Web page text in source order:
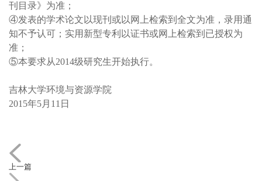
刊目录》为准；
④发表的学术论文以现刊或以网上检索到全文为准，录用通
知不予认可；实用新型专利以证书或网上检索到已授权为
准；
⑤本要求从2014级研究生开始执行。
吉林大学环境与资源学院
2015年5月11日
上一篇